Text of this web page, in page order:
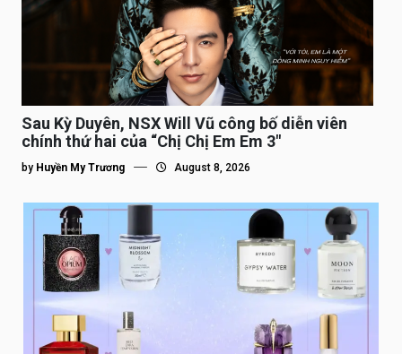
Sau Kỳ Duyên, NSX Will Vũ công bố diễn viên
chính thứ hai của “Chị Chị Em Em 3″
by Huyền My Trương August 8, 2026